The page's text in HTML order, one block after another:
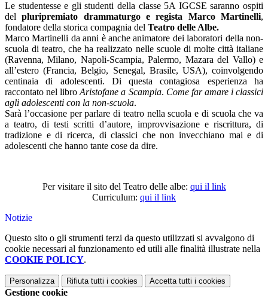
Le studentesse e gli studenti della classe 5A IGCSE saranno ospiti
delpluripremiato drammaturgo e regista Marco Martinelli,
fondatore della storica compagnia del Teatro delle Albe.
Marco Martinelli da anni è anche animatore dei laboratori della non-
scuola di teatro, che ha realizzato nelle scuole di molte città italiane
(Ravenna, Milano, Napoli-Scampia, Palermo, Mazara del Vallo) e
all’estero (Francia, Belgio, Senegal, Brasile, USA), coinvolgendo
centinaia di adolescenti. Di questa contagiosa esperienza ha
raccontato nel libroAristofane a Scampia. Come far amare i classici
agli adolescenti con la non-scuola.
Sarà l’occasione per parlare di teatro nella scuola e di scuola che va
a teatro, di testi scritti d’autore, improvvisazione e riscrittura, di
tradizione e di ricerca, di classici che non invecchiano mai e di
adolescenti che hanno tante cose da dire.
Per visitare il sito del Teatro delle albe: qui il link
Curriculum: qui il link
Notizie
Questo sito o gli strumenti terzi da questo utilizzati si avvalgono di
cookie necessari al funzionamento ed utili alle finalità illustrate nella
COOKIE POLICY.
Personalizza Rifiuta tutti i cookies Accetta tutti i cookies
Gestione cookie